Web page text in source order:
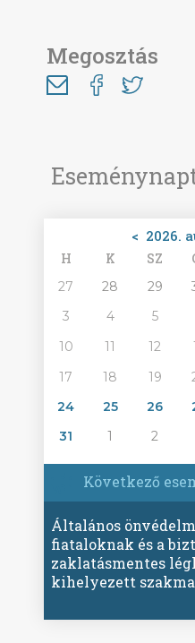
< 2026.
H K SZ
27 28 29
3
4 5
10
11 12
17
18 19
24
25 26
31
1 2
Következő
Általános
fiataloknak és a
zaklatásmentes
kihelyezett
Megosztás